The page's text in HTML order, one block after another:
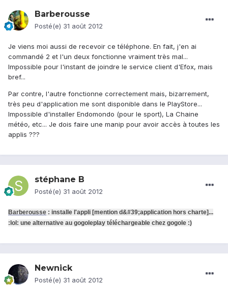
Barberousse
Posté(e) 31 août 2012
Je viens moi aussi de recevoir ce téléphone. En fait, j'en ai
commandé 2 et l'un deux fonctionne vraiment très mal...
Impossible pour l'instant de joindre le service client d'Efox, mais
bref...
Par contre, l'autre fonctionne correctement mais, bizarrement,
très peu d'application me sont disponible dans le PlayStore...
Impossible d'installer Endomondo (pour le sport), La Chaine
météo, etc... Je dois faire une manip pour avoir accès à toutes les
applis ???
stéphane B
Posté(e) 31 août 2012
Barberousse : installe l'appli [mention d&#39;application hors charte]...
:lol: une alternative au gogoleplay téléchargeable chez gogole :)
Newnick
Posté(e) 31 août 2012